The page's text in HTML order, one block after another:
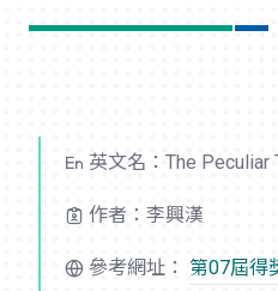
英文名：The Peculiar
作者：李興漢
參考網址： 第07屆得